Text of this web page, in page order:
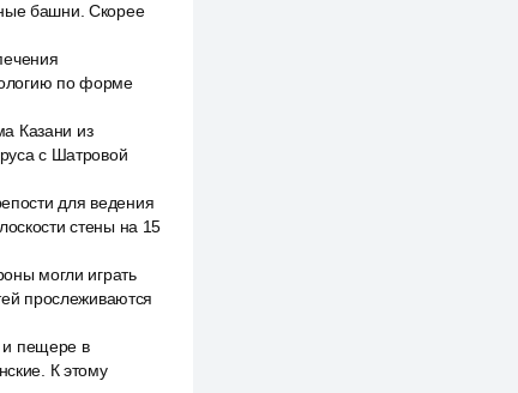
башни. Скорее
по форме
Казани из
с Шатровой
для ведения
стены на 15
могли играть
прослеживаются
и пещере в
К этому